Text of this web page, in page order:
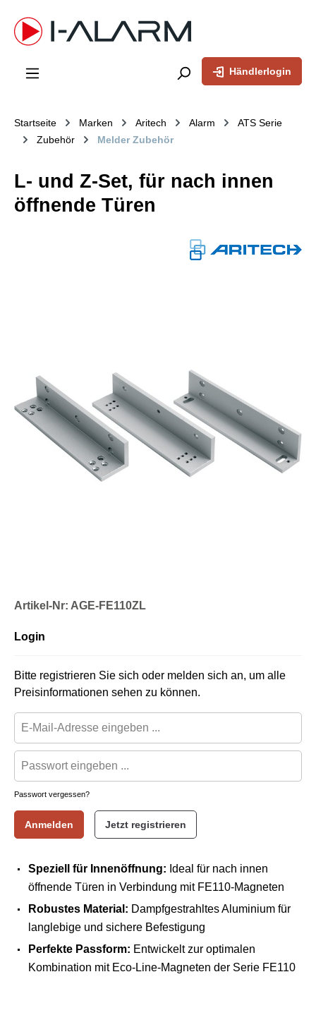
springen
Händlerlogin
Startseite Marken Aritech Alarm
ATS Serie
Zubehör
Melder Zubehör
L- und Z-Set, für nach innen
öffnende Türen
Artikel-Nr: AGE-FE110ZL
Login
Bitte registrieren Sie sich oder melden sich an, um alle
Preisinformationen sehen zu können.
Passwort vergessen?
Anmelden Jetzt registrieren
Speziell für Innenöffnung: Ideal für nach innen
öffnende Türen in Verbindung mit FE110-Magneten
Robustes Material: Dampfgestrahltes Aluminium für
langlebige und sichere Befestigung
Perfekte Passform: Entwickelt zur optimalen
Kombination mit Eco-Line-Magneten der Serie FE110